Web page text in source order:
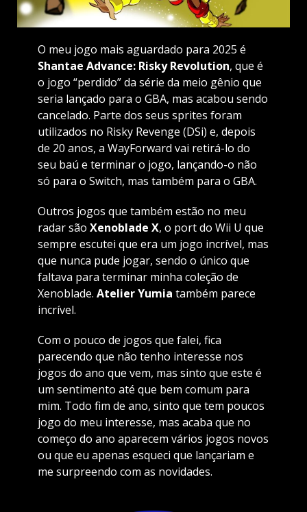
O meu jogo mais aguardado para 2025 é
Shantae Advance: Risky Revolution, que é
o jogo “perdido” da série da meio gênio que
seria lançado para o GBA, mas acabou sendo
cancelado. Parte dos seus sprites foram
utilizados no Risky Revenge (DSi) e, depois
de 20 anos, a WayForward vai retirá-lo do
seu baú e terminar o jogo, lançando-o não
só para o Switch, mas também para o GBA.
Outros jogos que também estão no meu
radar são Xenoblade X, o port do Wii U que
sempre escutei que era um jogo incrível, mas
que nunca pude jogar, sendo o único que
faltava para terminar minha coleção de
Xenoblade. Atelier Yumia também parece
incrível.
Com o pouco de jogos que falei, fica
parecendo que não tenho interesse nos
jogos do ano que vem, mas sinto que este é
um sentimento até que bem comum para
mim. Todo fim de ano, sinto que tem poucos
jogo do meu interesse, mas acaba que no
começo do ano aparecem vários jogos novos
ou que eu apenas esqueci que lançariam e
me surpreendo com as novidades.